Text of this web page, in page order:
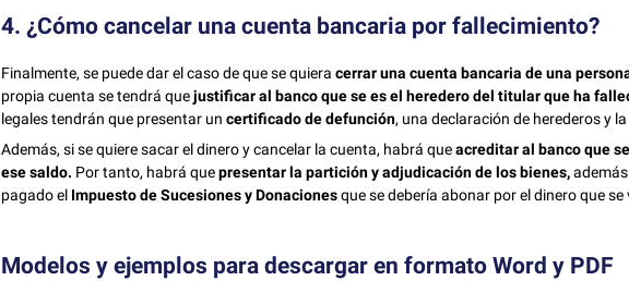
4. ¿Cómo cancelar una cuenta bancaria por fallecimiento?
Finalmente, se puede dar el caso de que se quieracerrar una cuenta bancaria de una
propia cuenta se tendrá quejustificar al banco que se es el heredero del titular que ha
legales tendrán que presentar uncertificado de defunción, una declaración de herederos y
Además, si se quiere sacar el dinero y cancelar la cuenta, habrá queacreditar al banco que
ese saldo. Por tanto, habrá quepresentar la partición y adjudicación de los bienes,
pagado el Impuesto de Sucesiones y Donacionesque se debería abonar por el dinero que se
Modelos y ejemplos para descargar en formato Word y PDF